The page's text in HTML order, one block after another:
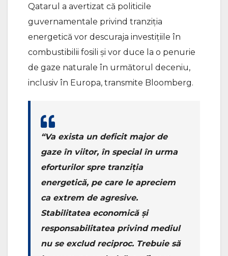
Qatarul a avertizat că politicile
guvernamentale privind tranziţia
energetică vor descuraja investiţiile în
combustibilii fosili şi vor duce la o penurie
de gaze naturale în următorul deceniu,
inclusiv în Europa, transmite Bloomberg.
“Va exista un deficit major de
gaze în viitor, în special în urma
eforturilor spre tranziţia
energetică, pe care le apreciem
ca extrem de agresive.
Stabilitatea economică şi
responsabilitatea privind mediul
nu se exclud reciproc. Trebuie să